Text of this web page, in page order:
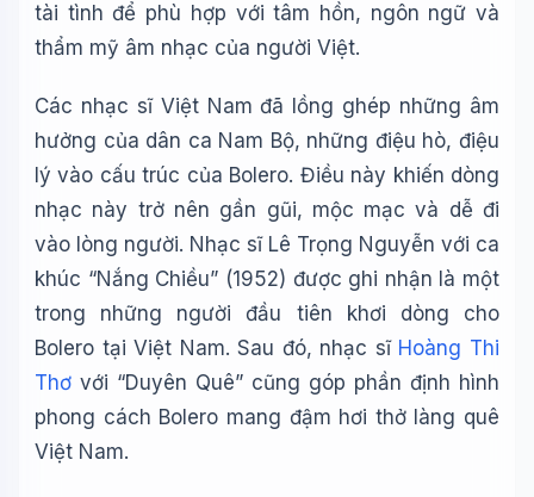
tài tình để phù hợp với tâm hồn, ngôn ngữ và
thẩm mỹ âm nhạc của người Việt.
Các nhạc sĩ Việt Nam đã lồng ghép những âm
hưởng của dân ca Nam Bộ, những điệu hò, điệu
lý vào cấu trúc của Bolero. Điều này khiến dòng
nhạc này trở nên gần gũi, mộc mạc và dễ đi
vào lòng người. Nhạc sĩ Lê Trọng Nguyễn với ca
khúc “Nắng Chiều” (1952) được ghi nhận là một
trong những người đầu tiên khơi dòng cho
Bolero tại Việt Nam. Sau đó, nhạc sĩ Hoàng Thi
Thơ với “Duyên Quê” cũng góp phần định hình
phong cách Bolero mang đậm hơi thở làng quê
Việt Nam.
🤖 Wiki Trợ Lý
Sẵn sàng hỗ trợ
🎓
Xin chào!
Tôi là trợ lý AI của TuDienWiki. Hãy hỏi tôi bất kỳ điều gì
về các bài viết trên Wiki!
🪐 Sao Mộc là gì?